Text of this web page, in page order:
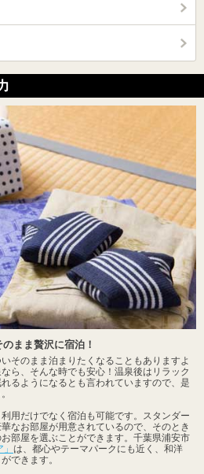
まま贅沢に宿泊！
そのまま泊まりたくなることもありますよ
ら、そんな時でも安心！温泉後はリラック
るようになるとも言われていますので、是
用だけでなく宿泊も可能です。スタンダー
なお部屋が用意されているので、そのとき
部屋を選ぶことができます。千葉県浦安市
は、都心やテーマパークにも近く、和洋
できます。